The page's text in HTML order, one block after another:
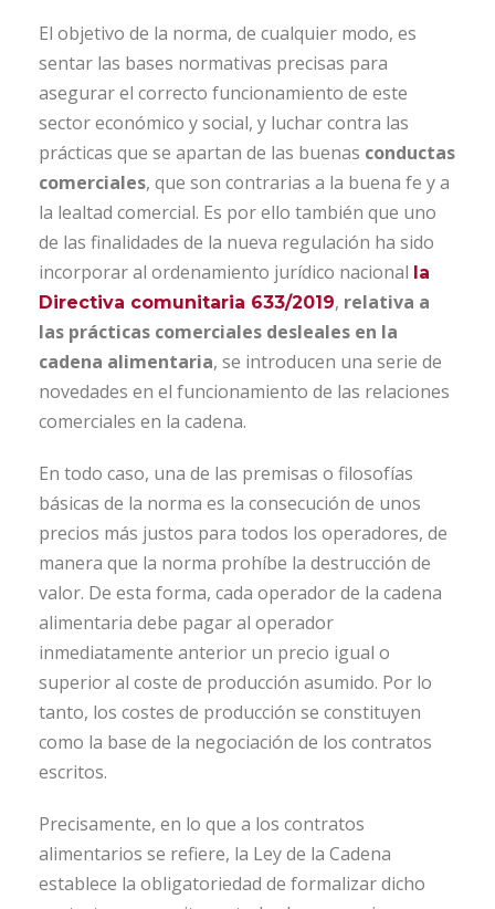
El objetivo de la norma, de cualquier modo, es
sentar las bases normativas precisas para
asegurar el correcto funcionamiento de este
sector económico y social, y luchar contra las
prácticas que se apartan de las buenas conductas
comerciales, que son contrarias a la buena fe y a
la lealtad comercial. Es por ello también que uno
de las finalidades de la nueva regulación ha sido
incorporar al ordenamiento jurídico nacional la
Directiva comunitaria 633/2019, relativa a
las prácticas comerciales desleales en la
cadena alimentaria, se introducen una serie de
novedades en el funcionamiento de las relaciones
comerciales en la cadena.
En todo caso, una de las premisas o filosofías
básicas de la norma es la consecución de unos
precios más justos para todos los operadores, de
manera que la norma prohíbe la destrucción de
valor. De esta forma, cada operador de la cadena
alimentaria debe pagar al operador
inmediatamente anterior un precio igual o
superior al coste de producción asumido. Por lo
tanto, los costes de producción se constituyen
como la base de la negociación de los contratos
escritos.
Precisamente, en lo que a los contratos
alimentarios se refiere, la Ley de la Cadena
establece la obligatoriedad de formalizar dicho